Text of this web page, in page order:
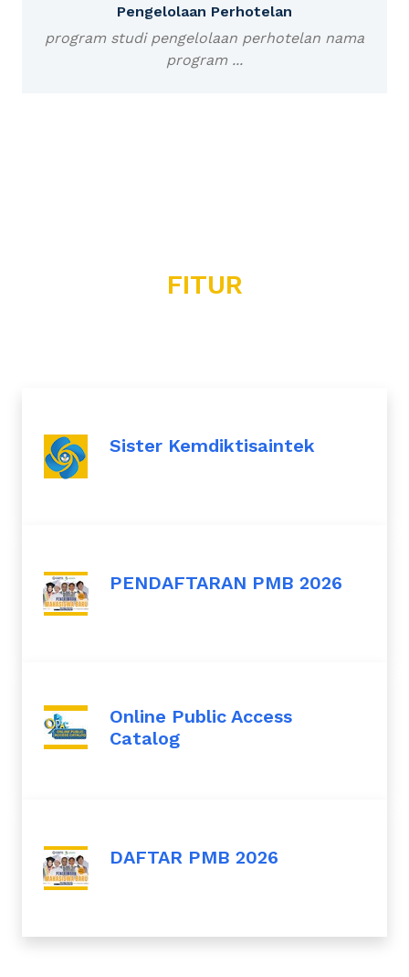
Pengelolaan Perhotelan
program studi pengelolaan perhotelan nama
program ...
FITUR
Sister Kemdiktisaintek
PENDAFTARAN PMB 2026
Online Public Access
Catalog
DAFTAR PMB 2026